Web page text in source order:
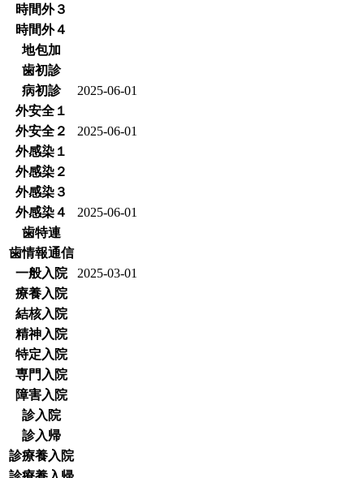
時間外３
時間外４
地包加
歯初診
病初診
2025-06-01
外安全１
外安全２
2025-06-01
外感染１
外感染２
外感染３
外感染４
2025-06-01
歯特連
歯情報通信
一般入院
2025-03-01
療養入院
結核入院
精神入院
特定入院
専門入院
障害入院
診入院
診入帰
診療養入院